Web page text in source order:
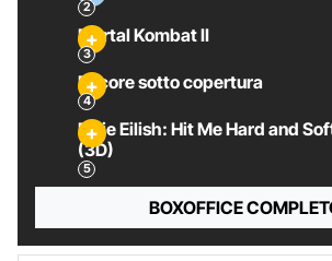
Mortal Kombat II
Pecore sotto copertura
Billie Eilish: Hit Me Hard and
(3D)
BOXOFFICE